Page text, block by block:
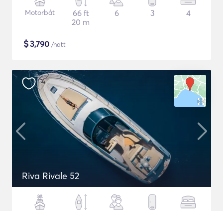
Motorbåt
66 ft
20 m
6 3 4
$3,790 /natt
Riva Rivale 52